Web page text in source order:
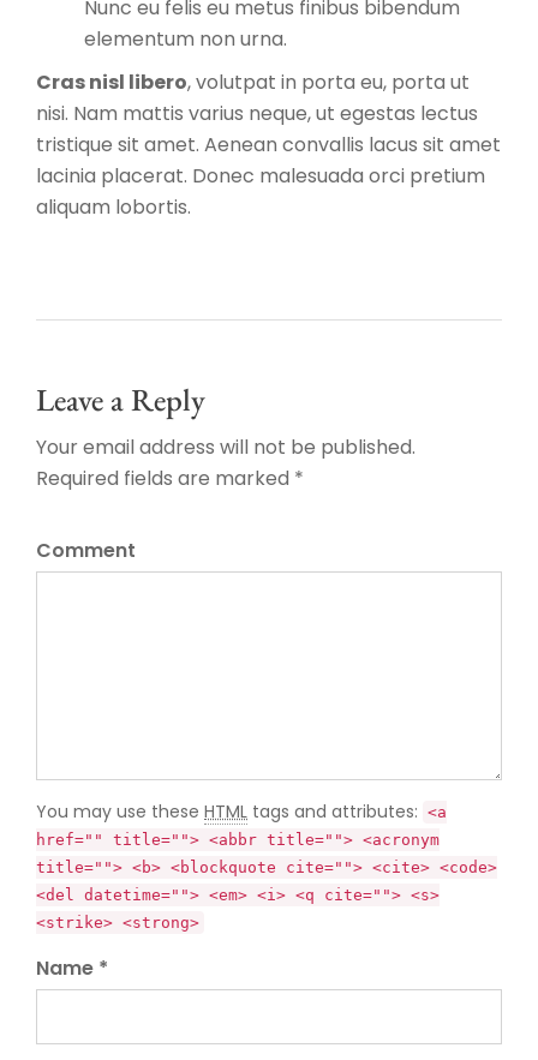
Nunc eu felis eu metus finibus bibendum
elementum non urna.
Cras nisl libero, volutpat in porta eu, porta ut
nisi. Nam mattis varius neque, ut egestas lectus
tristique sit amet. Aenean convallis lacus sit amet
lacinia placerat. Donec malesuada orci pretium
aliquam lobortis.
Leave a Reply
Your email address will not be published.
Required fields are marked *
Comment
You may use these HTML tags and attributes: <a
href="" title=""> <abbr title=""> <acronym
title=""> <b> <blockquote cite=""> <cite> <code>
<del datetime=""> <em> <i> <q cite=""> <s>
<strike> <strong>
Name *